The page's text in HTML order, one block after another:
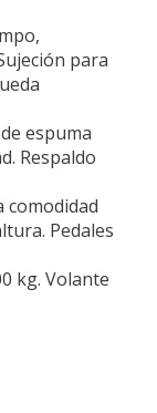
para
espuma
Respaldo
comodidad
Pedales
kg. Volante